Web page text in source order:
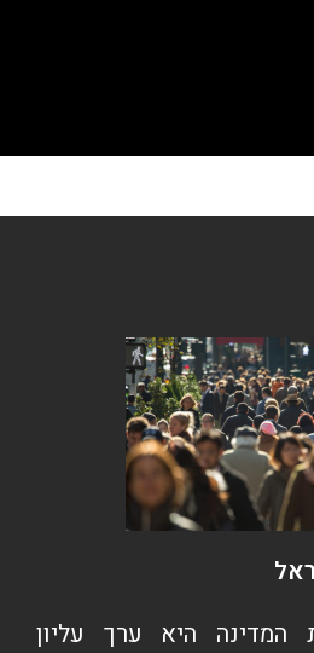
המדינה היא ערך עליון